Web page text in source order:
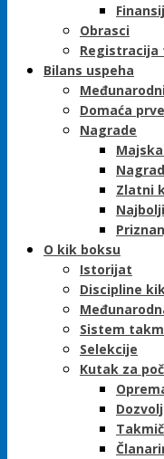
Obrasci
Registracija
Bilans uspeha
Domaća
Nagrade
Zlatni
O kik boksu
Istorijat
Discipline
Sistem
Selekcije
Kutak za